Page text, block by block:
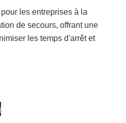
les entreprises à la
de secours, offrant une
les temps d'arrêt et